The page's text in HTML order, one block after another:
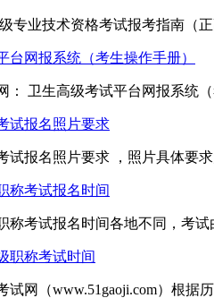
专业技术资格考试报考指南（
台网报系统（考生操作手册）
： 卫生高级考试平台网报系统
试报名照片要求
试报名照片要求 ，照片具体要
称考试报名时间
称考试报名时间各地不同，考
职称考试时间
试网（www.51gaoji.com）根据